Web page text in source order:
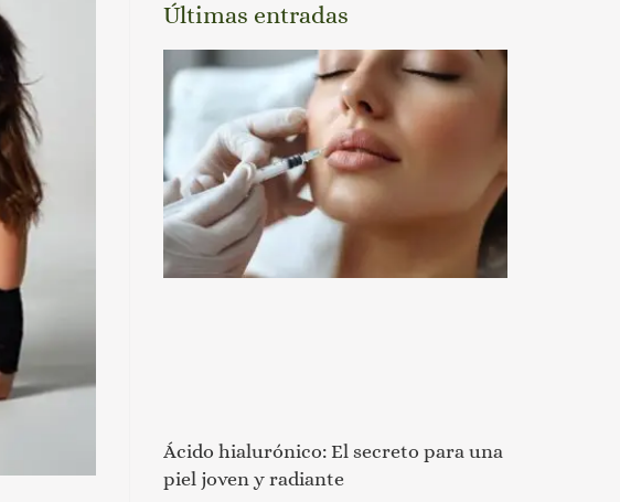
Últimas entradas
Ácido hialurónico: El secreto para una
piel joven y radiante